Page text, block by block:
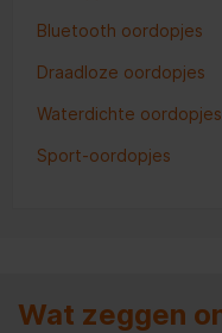
Bluetooth oordopjes
Draadloze oordopjes
Waterdichte oordopjes
Sport-oordopjes
Wat zeggen